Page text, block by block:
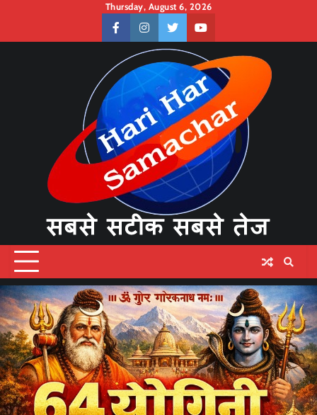
content
Thursday, August 6, 2026
facebookinstagramtwitteryoutube